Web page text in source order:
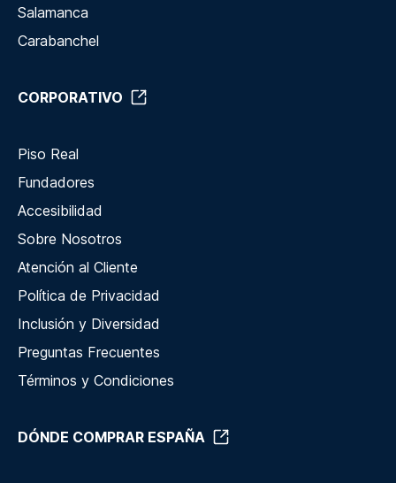
Salamanca
Carabanchel
CORPORATIVO
Piso Real
Fundadores
Accesibilidad
Sobre Nosotros
Atención al Cliente
Política de Privacidad
Inclusión y Diversidad
Preguntas Frecuentes
Términos y Condiciones
DÓNDE COMPRAR ESPAÑA